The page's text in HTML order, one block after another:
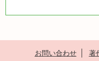
お問い合わせ 著